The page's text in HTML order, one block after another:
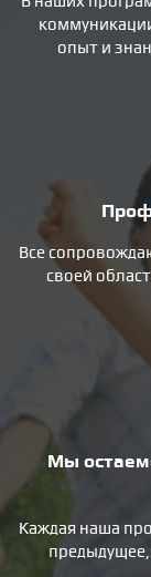
опыт и
Все
своей
Мы
Каждая наша